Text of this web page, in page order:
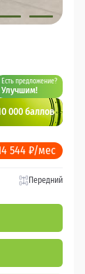
Есть предложение?
Улучшим!
000 баллов
544 ₽/мес
Передний